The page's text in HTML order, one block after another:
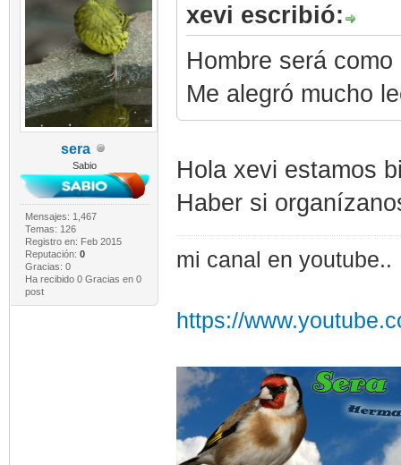
sera
Sabio
Mensajes: 1,467
Temas: 126
Registro en: Feb 2015
Reputación: 0
Gracias: 0
Ha recibido 0 Gracias en 0
post
xevi escribió:
Hombre será
Me alegró mucho
Hola xevi estamos
Haber si
mi canal en youtube..
https://